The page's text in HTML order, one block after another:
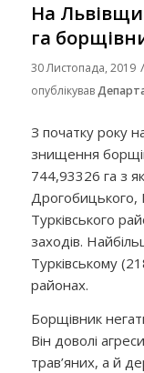
На
га
30 Листопада, 2019 /
опублікував
З початку року
знищення
744,93326 га з
Дрогобицького,
Турківського
заходів.
Турківському
районах.
Борщівник
Він доволі
трав’яних, а й